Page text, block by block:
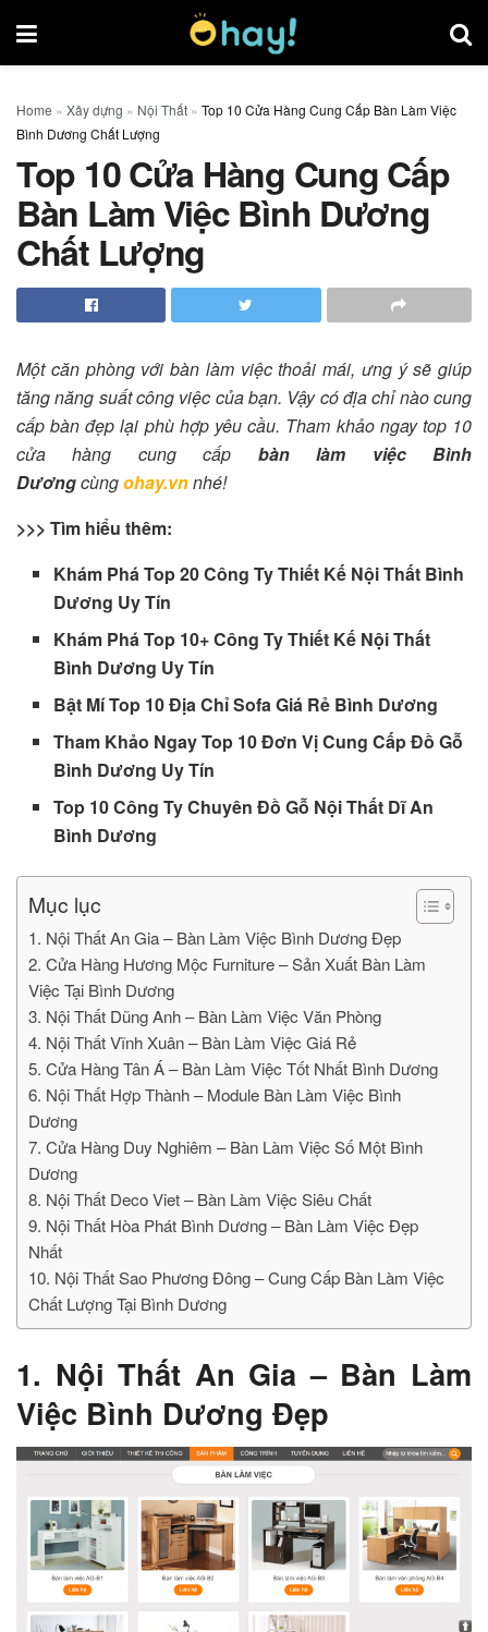
Home » Xây dựng » Nội Thất » Top 10 Cửa Hàng Cung Cấp Bàn Làm Việc
Bình Dương Chất Lượng
Top 10 Cửa Hàng Cung Cấp
Bàn Làm Việc Bình Dương
Chất Lượng
Một căn phòng với bàn làm việc thoải mái, ưng ý sẽ giúp
tăng năng suất công việc của bạn. Vậy có địa chỉ nào cung
cấp bàn đẹp lại phù hợp yêu cầu. Tham khảo ngay top 10
cửa hàng cung cấp bàn làm việc Bình
Dươngcùngohay.vnnhé!
>>> Tìm hiểu thêm:
Khám Phá Top 20 Công Ty Thiết Kế Nội Thất Bình
Dương Uy Tín
Khám Phá Top 10+ Công Ty Thiết Kế Nội Thất
Bình Dương Uy Tín
Bật Mí Top 10 Địa Chỉ Sofa Giá Rẻ Bình Dương
Tham Khảo Ngay Top 10 Đơn Vị Cung Cấp Đồ Gỗ
Bình Dương Uy Tín
Top 10 Công Ty Chuyên Đồ Gỗ Nội Thất Dĩ An
Bình Dương
Mục lục
1. Nội Thất An Gia – Bàn Làm Việc Bình Dương Đẹp
2. Cửa Hàng Hương Mộc Furniture – Sản Xuất Bàn Làm
Việc Tại Bình Dương
3. Nội Thất Dũng Anh – Bàn Làm Việc Văn Phòng
4. Nội Thất Vĩnh Xuân – Bàn Làm Việc Giá Rẻ
5. Cửa Hàng Tân Á – Bàn Làm Việc Tốt Nhất Bình Dương
6. Nội Thất Hợp Thành – Module Bàn Làm Việc Bình
Dương
7. Cửa Hàng Duy Nghiêm – Bàn Làm Việc Số Một Bình
Dương
8. Nội Thất Deco Viet – Bàn Làm Việc Siêu Chất
9. Nội Thất Hòa Phát Bình Dương – Bàn Làm Việc Đẹp
Nhất
10. Nội Thất Sao Phương Đông – Cung Cấp Bàn Làm Việc
Chất Lượng Tại Bình Dương
1. Nội Thất An Gia – Bàn Làm
Việc Bình Dương Đẹp